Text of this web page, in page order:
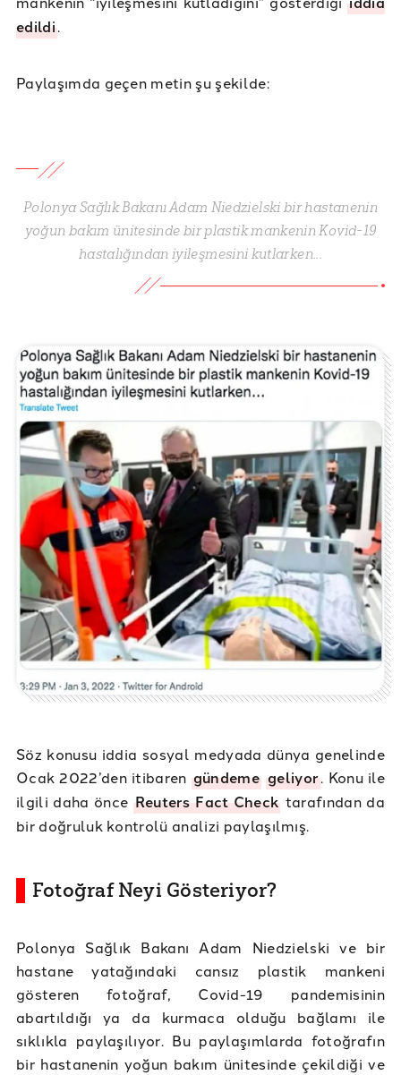
edildi.
Paylaşımda geçen metin şu şekilde:
Polonya Sağlık Bakanı Adam Niedzielski bir hastanenin
yoğun bakım ünitesinde bir plastik mankenin Kovid-19
hastalığından iyileşmesini kutlarken...
Söz konusu iddia sosyal medyada dünya genelinde
Ocak 2022’den itibaren gündeme geliyor. Konu ile
ilgili daha önce Reuters Fact Check tarafından da
bir doğruluk kontrolü analizi paylaşılmış.
Fotoğraf Neyi Gösteriyor?
Polonya Sağlık Bakanı Adam Niedzielski ve bir
hastane yatağındaki cansız plastik mankeni
gösteren fotoğraf, Covid-19 pandemisinin
abartıldığı ya da kurmaca olduğu bağlamı ile
sıklıkla paylaşılıyor. Bu paylaşımlarda fotoğrafın
bir hastanenin yoğun bakım ünitesinde çekildiği ve